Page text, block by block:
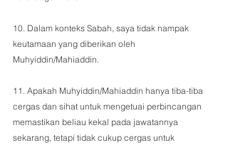
10. Dalam konteks Sabah, saya tidak nampak
keutamaan yang diberikan oleh
Muhyiddin/Mahiaddin.
11. Apakah Muhyiddin/Mahiaddin hanya tiba-tiba
cergas dan sihat untuk mengetuai perbincangan
memastikan beliau kekal pada jawatannya
sekarang, tetapi tidak cukup cergas untuk